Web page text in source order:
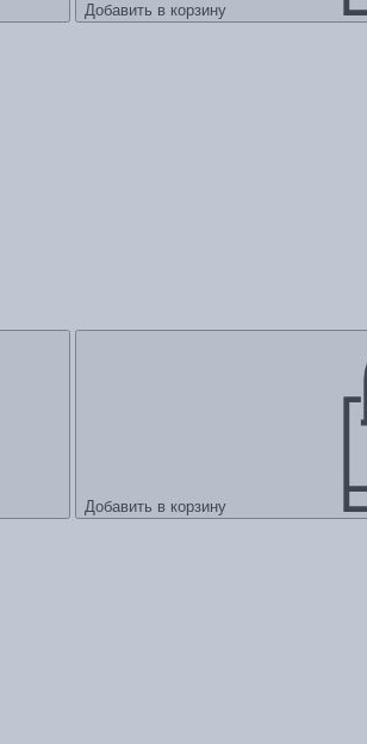
Добавить в корзину
Добавить в корзину